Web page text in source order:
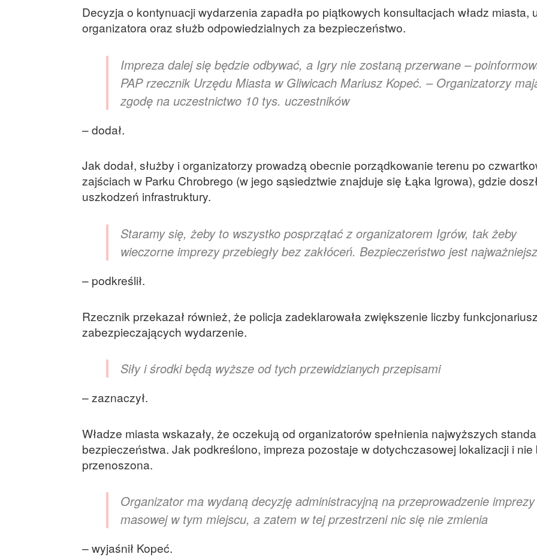
Decyzja o kontynuacji wydarzenia zapadła po piątkowych konsultacjach władz miasta,
organizatora oraz służb odpowiedzialnych za bezpieczeństwo.
Impreza dalej się będzie odbywać, a Igry nie zostaną przerwane –
PAP rzecznik Urzędu Miasta w Gliwicach Mariusz Kopeć. – Organizatorzy
zgodę na uczestnictwo 10 tys. uczestników
– dodał.
Jak dodał, służby i organizatorzy prowadzą obecnie porządkowanie terenu po
zajściach w Parku Chrobrego (w jego sąsiedztwie znajduje się Łąka Igrowa), gdzie
uszkodzeń infrastruktury.
Staramy się, żeby to wszystko posprzątać z organizatorem Igrów, tak żeby
wieczorne imprezy przebiegły bez zakłóceń. Bezpieczeństwo jest
– podkreślił.
Rzecznik przekazał również, że policja zadeklarowała zwiększenie liczby
zabezpieczających wydarzenie.
Siły i środki będą wyższe od tych przewidzianych przepisami
– zaznaczył.
Władze miasta wskazały, że oczekują od organizatorów spełnienia najwyższych
bezpieczeństwa. Jak podkreślono, impreza pozostaje w dotychczasowej lokalizacji i nie
przenoszona.
Organizator ma wydaną decyzję administracyjną na przeprowadzenie imprezy
masowej w tym miejscu, a zatem w tej przestrzeni nic się nie zmienia
– wyjaśnił Kopeć.